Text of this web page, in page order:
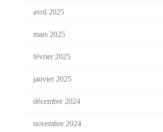
avril 2025
mars 2025
février 2025
janvier 2025
décembre 2024
novembre 2024